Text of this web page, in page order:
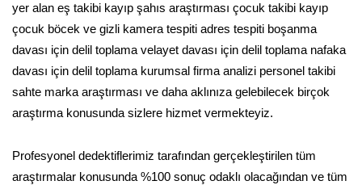
yer alan eş takibi kayıp şahıs araştırması çocuk takibi kayıp
çocuk böcek ve gizli kamera tespiti adres tespiti boşanma
davası için delil toplama velayet davası için delil toplama nafaka
davası için delil toplama kurumsal firma analizi personel takibi
sahte marka araştırması ve daha aklınıza gelebilecek birçok
araştırma konusunda sizlere hizmet vermekteyiz.
Profesyonel dedektiflerimiz tarafından gerçekleştirilen tüm
araştırmalar konusunda %100 sonuç odaklı olacağından ve tüm